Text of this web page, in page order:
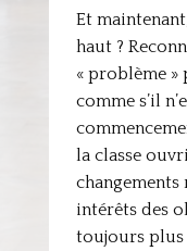
Et
haut ?
« problème
comme s’il
la classe
intérêts des
toujours plus